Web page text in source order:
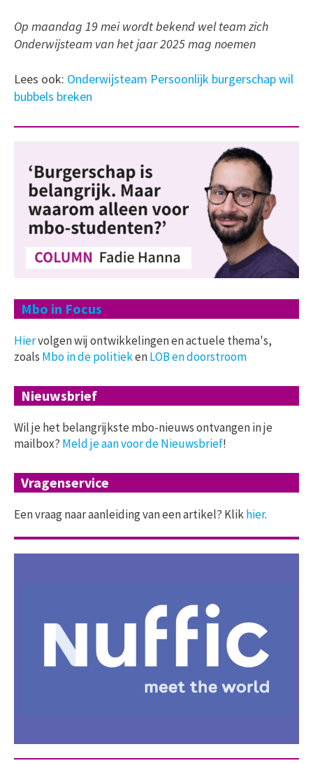
Op maandag 19 mei wordt bekend wel team zich
Onderwijsteam van het jaar 2025 mag noemen
Lees ook: Onderwijsteam Persoonlijk burgerschap wil
bubbels breken
Mbo in Focus
Hiervolgen wij ontwikkelingen en actuele thema's,
zoals Mbo in de politiekenLOB en doorstroom
Nieuwsbrief
Wil je het belangrijkste mbo-nieuws ontvangen in je
mailbox? Meld je aan voor de Nieuwsbrief!
Vragenservice
Een vraag naar aanleiding van een artikel? Klikhier.